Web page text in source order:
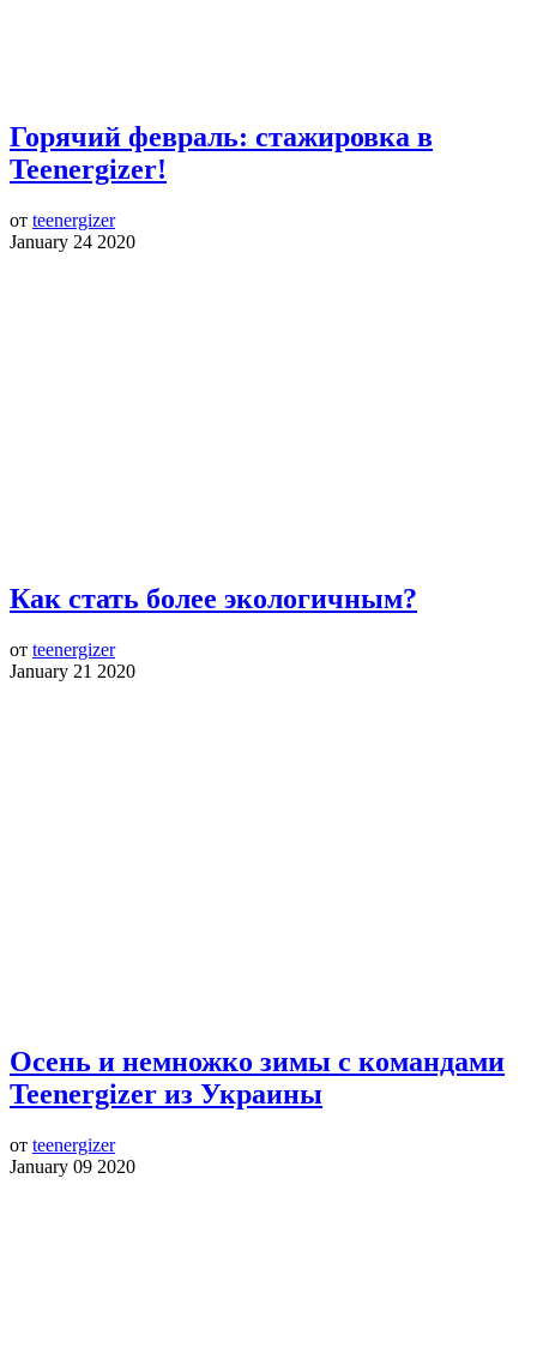
Горячий февраль: стажировка в
Teenergizer!
от teenergizer
January 24 2020
Как стать более экологичным?
от teenergizer
January 21 2020
Осень и немножко зимы с командами
Teenergizer из Украины
от teenergizer
January 09 2020